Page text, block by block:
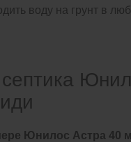
воду на грунт в
септика
Юнилос Астра 40